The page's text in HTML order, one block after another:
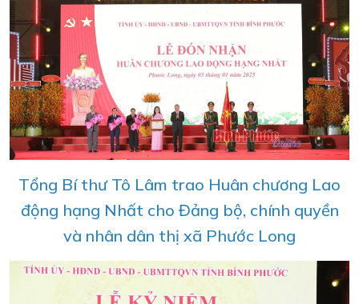
Tổng Bí thư Tô Lâm trao Huân chương Lao
động hạng Nhất cho Đảng bộ, chính quyền
và nhân dân thị xã Phước Long